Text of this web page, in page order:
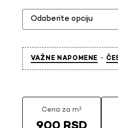
VAŽNE NAPOMENE -
Cena za m²